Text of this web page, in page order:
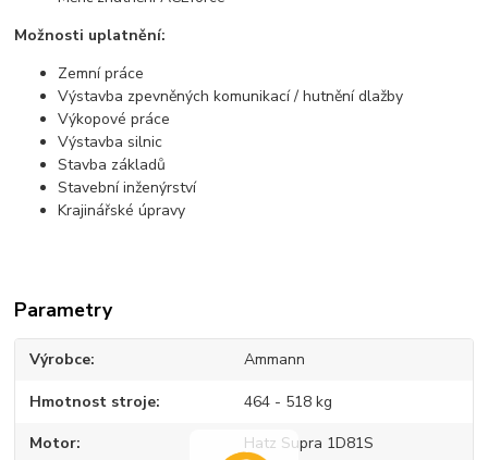
Možnosti uplatnění:
Zemní práce
Výstavba zpevněných komunikací / hutnění dlažby
Výkopové práce
Výstavba silnic
Stavba základů
Stavební inženýrství
Krajinářské úpravy
Parametry
Výrobce Ammann
Hmotnost stroje 464 - 518 kg
Motor Hatz Supra 1D81S